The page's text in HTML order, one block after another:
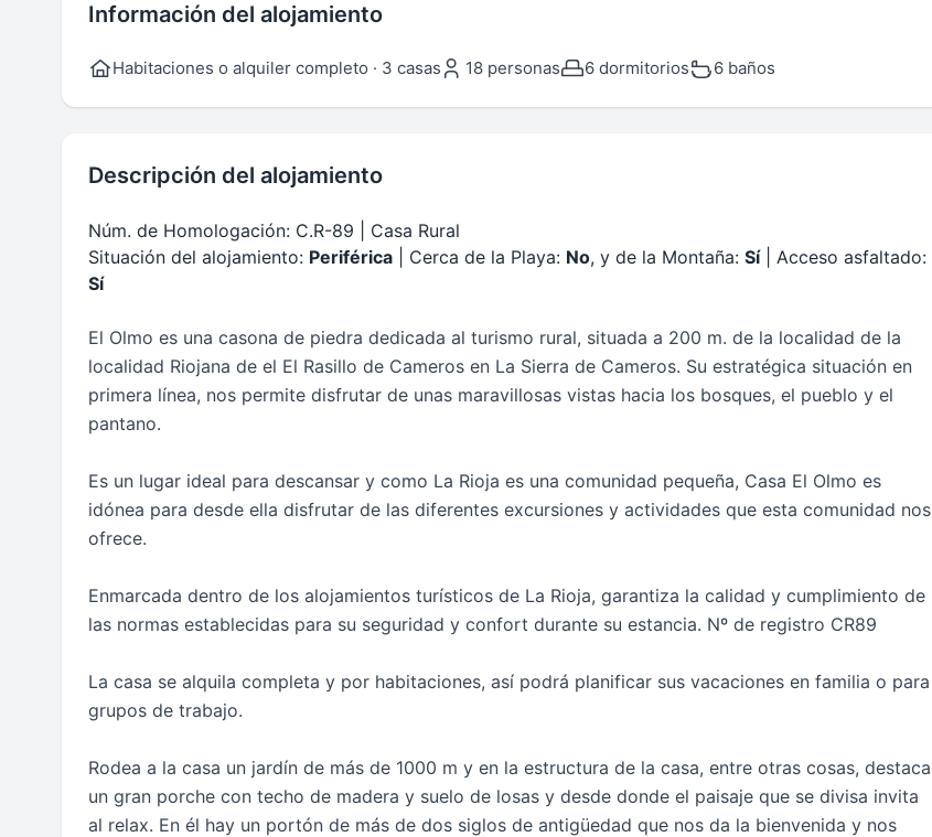
Información del alojamiento
Habitaciones o alquiler completo · 3 casas 18 personas 6 dormitorios 6 baños
Descripción del alojamiento
Núm. de Homologación: C.R-89 | Casa Rural
Situación del alojamiento: Periférica | Cerca de la Playa: No, y de la Montaña: Sí| Acceso asfaltado:
Sí
El Olmo es una casona de piedra dedicada al turismo rural, situada a 200 m. de la localidad de la
localidad Riojana de el El Rasillo de Cameros en La Sierra de Cameros. Su estratégica situación en
primera línea, nos permite disfrutar de unas maravillosas vistas hacia los bosques, el pueblo y el
pantano.
Es un lugar ideal para descansar y como La Rioja es una comunidad pequeña, Casa El Olmo es
idónea para desde ella disfrutar de las diferentes excursiones y actividades que esta comunidad nos
ofrece.
Enmarcada dentro de los alojamientos turísticos de La Rioja, garantiza la calidad y cumplimiento de
las normas establecidas para su seguridad y confort durante su estancia. Nº de registro CR89
La casa se alquila completa y por habitaciones, así podrá planificar sus vacaciones en familia o para
grupos de trabajo.
Rodea a la casa un jardín de más de 1000 m y en la estructura de la casa, entre otras cosas, destaca
un gran porche con techo de madera y suelo de losas y desde donde el paisaje que se divisa invita
al relax. En él hay un portón de más de dos siglos de antigüedad que nos da la bienvenida y nos